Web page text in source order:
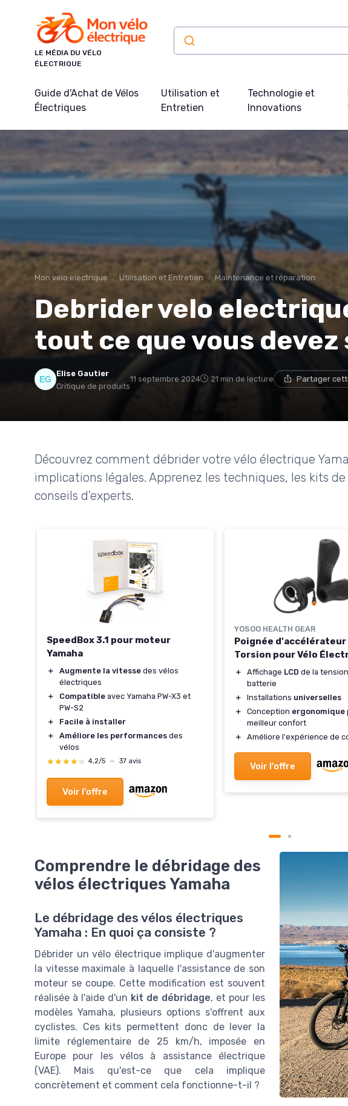
LE MÉDIA DU VÉLO
ÉLECTRIQUE
Guide d'Achat de Vélos
Électriques
Utilisation et
Entretien
Technologie et
Innovations
Mon velo electrique Utilisation et Entretien Maintenance et réparation
Debrider velo
tout ce que vous devez
Elise Gautier
Critique de produits
11 septembre 2024 21 min de lecture Partager
Découvrez comment débrider votre vélo électrique
implications légales. Apprenez les techniques, les kits
conseils d'experts.
SpeedBox 3.1 pour moteur
Yamaha
＋ Augmente la vitesse des vélos
électriques
＋
Compatible avec Yamaha PW-X3 et
PW-S2
＋
Facile à installer
＋
Améliore les performances des
vélos
★★★★★
★★★★★ 4,2/5 — 37 avis
Voir l'offre
YOSOO HEALTH GEAR
Poignée d'accélérateur
Torsion pour Vélo
＋ Affichage LCD de la
batterie
＋
Installations universelles
＋
Conception ergonomique
meilleur confort
＋
Améliore l'expérience de
Voir l'offre
Comprendre le débridage des
vélos électriques Yamaha
Le débridage des vélos électriques
Yamaha : En quoi ça consiste ?
Débrider un vélo électrique implique d'augmenter
la vitesse maximale à laquelle l'assistance de son
moteur se coupe. Cette modification est souvent
réalisée à l'aide d'un kit de débridage, et pour les
modèles Yamaha, plusieurs options s'offrent aux
cyclistes. Ces kits permettent donc de lever la
limite réglementaire de 25 km/h, imposée en
Europe pour les vélos à assistance électrique
(VAE). Mais qu'est-ce que cela implique
concrètement et comment cela fonctionne-t-il ?